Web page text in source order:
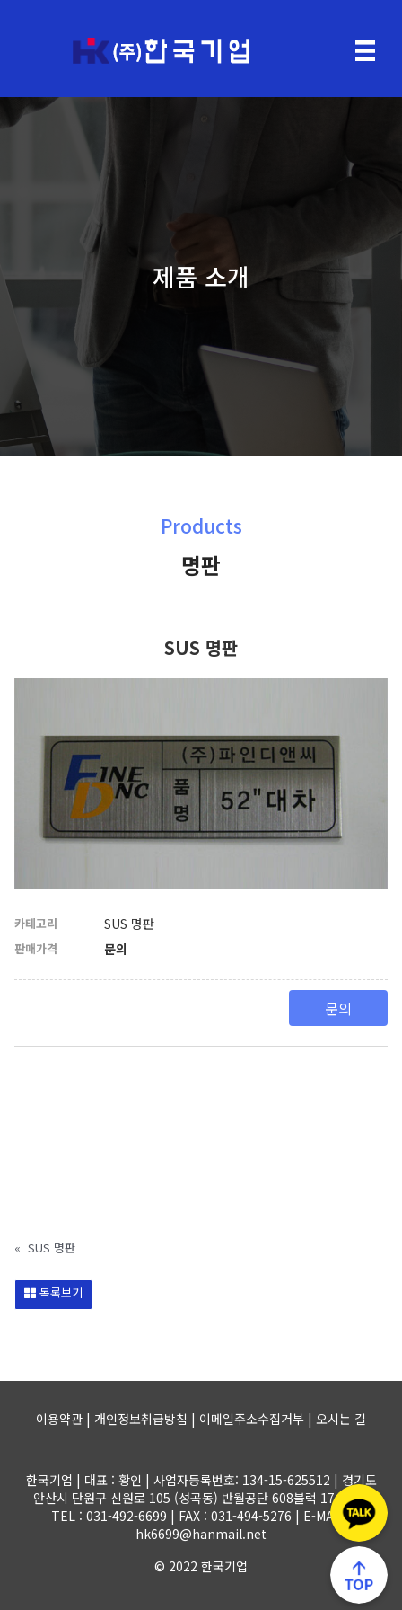
제품 소개
Products
명판
SUS 명판
카테고리 SUS 명판
판매가격
문의
« SUS 명판
목록보기
이용약관 | 개인정보취급방침 | 이메일주소수집거부 | 오시는 길
한국기업 | 대표 : 황인 | 사업자등록번호: 134-15-625512 | 경기도
안산시 단원구 신원로 105 (성곡동) 반월공단 608블럭 17-1롯트
TEL : 031-492-6699 | FAX : 031-494-5276 | E-MAIL :
hk6699@hanmail.net
© 2022 한국기업